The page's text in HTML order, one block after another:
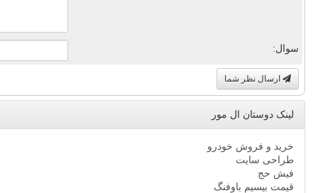
سوال:
ارسال نظر شما
لینک دوستان ال مور
خرید و فروش خودرو
طراحی سایت
فیش حج
قیمت بیسیم باوفنگ